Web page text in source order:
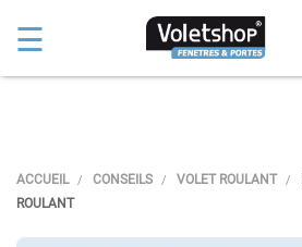
Basculer
la
☰
ACCUEIL CONSEILS VOLET ROULANT
ROULANT